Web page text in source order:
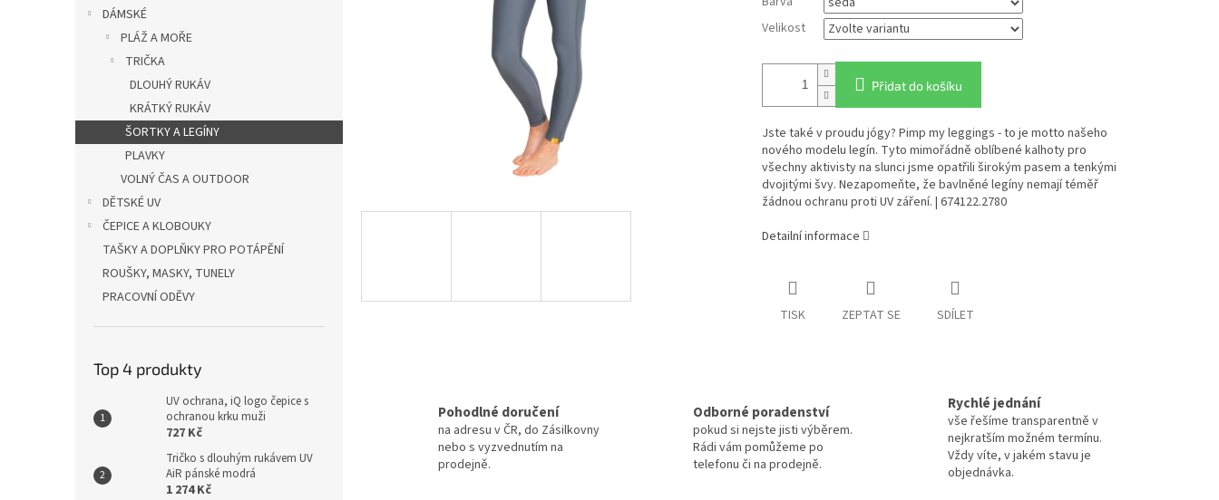
DÁMSKÉ
PLÁŽ A MOŘE
TRIČKA
DLOUHÝ RUKÁV
KRÁTKÝ RUKÁV
ŠORTKY A LEGÍNY
PLAVKY
VOLNÝ ČAS A OUTDOOR
DĚTSKÉ UV
ČEPICE A KLOBOUKY
TAŠKY A DOPLŇKY PRO POTÁPĚNÍ
ROUŠKY, MASKY, TUNELY
PRACOVNÍ ODĚVY
Top 4 produkty
UV ochrana, iQ logo čepice s
ochranou krku muži
727 Kč
Tričko s dlouhým rukávem UV
AiR pánské modrá
1 274 Kč
Velikost
Přidat do košíku
Jste také v proudu jógy? Pimp my leggings - to je motto našeho
nového modelu legín. Tyto mimořádně oblíbené kalhoty pro
všechny aktivisty na slunci jsme opatřili širokým pasem a tenkými
dvojitými švy. Nezapomeňte, že bavlněné legíny nemají téměř
žádnou ochranu proti UV záření. | 674122.2780
Detailní informace
TISK ZEPTAT SE SDÍLET
Pohodlné doručení
na adresu v ČR, do Zásilkovny
nebo s vyzvednutím na
prodejně.
Odborné poradenství
pokud si nejste jisti výběrem.
Rádi vám pomůžeme po
telefonu či na prodejně.
Rychlé jednání
vše řešíme transparentně v
nejkratším možném termínu.
Vždy víte, v jakém stavu je
objednávka.